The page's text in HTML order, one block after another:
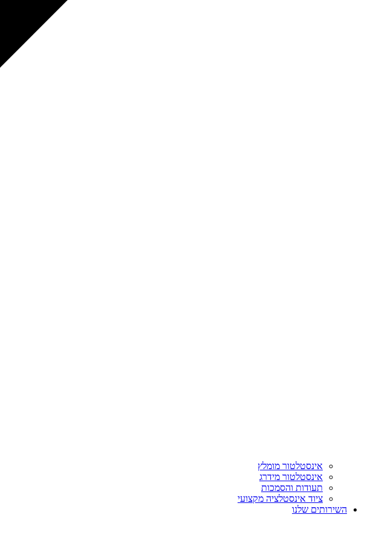
אינסטלטור מומלץ
אינסטלטור מידרג
תעודות והסמכות
ציוד אינסטלציה מקצועי
השירותים שלנו